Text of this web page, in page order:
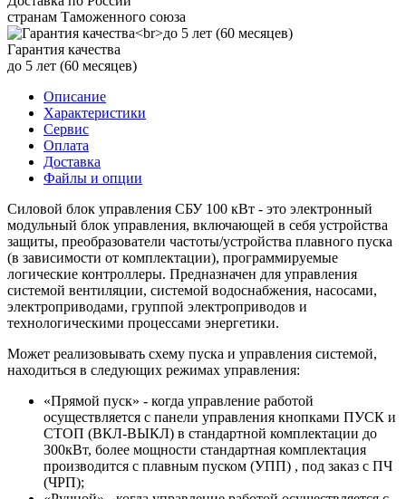
странам Таможенного союза
Гарантия качества
до 5 лет (60 месяцев)
Описание
Характеристики
Сервис
Оплата
Доставка
Файлы и опции
Силовой блок управления СБУ 100 кВт - это электронный
модульный блок управления, включающей в себя устройства
защиты, преобразователи частоты/устройства плавного пуска
(в зависимости от комплектации), программируемые
логические контроллеры. Предназначен для управления
системой вентиляции, системой водоснабжения, насосами,
электроприводами, группой электроприводов и
технологическими процессами энергетики.
Может реализовывать схему пуска и управления системой,
находиться в следующих режимах управления:
«Прямой пуск» - когда управление работой
осуществляется с панели управления кнопками ПУСК и
СТОП (ВКЛ-ВЫКЛ) в стандартной комплектации до
300кВт, более мощности стандартная комплектация
производится с плавным пуском (УПП) , под заказ с ПЧ
(ЧРП);